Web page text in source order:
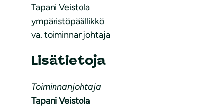
Tapani Veistola
ympäristöpäällikkö
va. toiminnanjohtaja
Lisätietoja
Toiminnanjohtaja
Tapani Veistola